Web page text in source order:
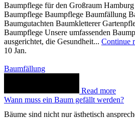
Baumpflege für den Großraum
Baumpflege Baumpflege Baumfällung
Baumgutachten Baumkletterer
Baumpflege Unsere umfassenden
ausgerichtet, die Gesundheit... Continue
10 Jan.
Baumfällung
Read more
Wann muss ein Baum gefällt werden?
Bäume sind nicht nur ästhetisch